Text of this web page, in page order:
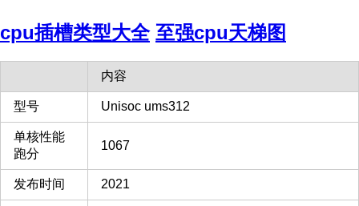
cpu插槽类型大全 至强cpu天梯图
内容
型号 Unisoc ums312
单核性能
跑分
1067
发布时间 2021